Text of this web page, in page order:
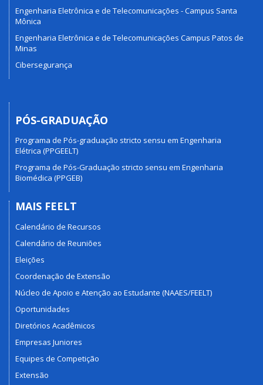
Engenharia Eletrônica e de Telecomunicações - Campus Santa
Mônica
Engenharia Eletrônica e de Telecomunicações Campus Patos de
Minas
Cibersegurança
PÓS-GRADUAÇÃO
Programa de Pós-graduação stricto sensu em Engenharia
Elétrica (PPGEELT)
Programa de Pós-Graduação stricto sensu em Engenharia
Biomédica (PPGEB)
MAIS FEELT
Calendário de Recursos
Calendário de Reuniões
Eleições
Coordenação de Extensão
Núcleo de Apoio e Atenção ao Estudante (NAAES/FEELT)
Oportunidades
Diretórios Acadêmicos
Empresas Juniores
Equipes de Competição
Extensão